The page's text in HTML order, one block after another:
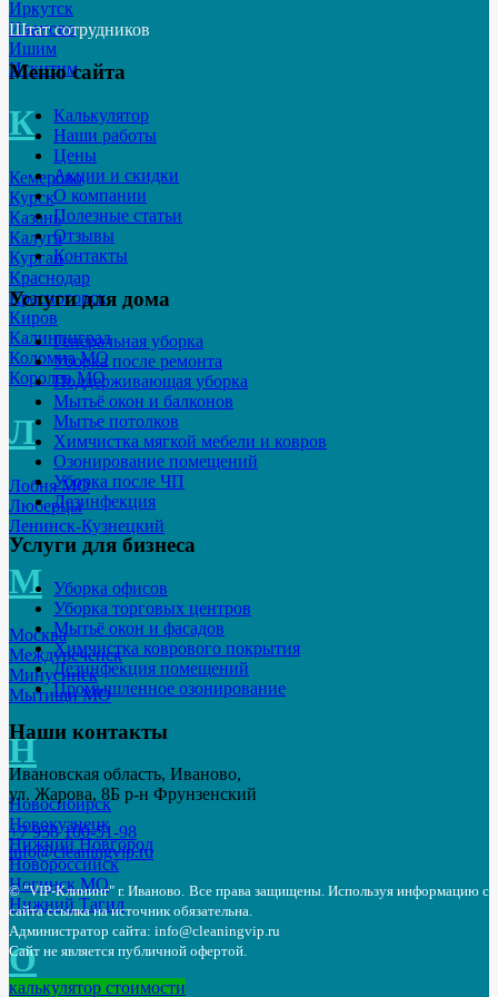
Иркутск
Иваново
Ишим
Искитим
К
Кемерово
Курск
Казань
Калуга
Курган
Краснодар
Красногорск
Киров
Калининград
Коломна МО
Королев МО
Л
Лобня МО
Люберцы
Ленинск-Кузнецкий
М
Москва
Междуреченск
Минусинск
Мытищи МО
Н
Новосибирск
Новокузнецк
Нижний Новгород
Новороссийск
Ногинск МО
Нижний Тагил
О
Штат сотрудников
Меню сайта
Калькулятор
Наши работы
Цены
Акции и скидки
О компании
Полезные статьи
Отзывы
Контакты
Услуги для дома
Генеральная уборка
Уборка после ремонта
Поддерживающая уборка
Мытьё окон и балконов
Мытье потолков
Химчистка мягкой мебели и ковров
Озонирование помещений
Уборка после ЧП
Дезинфекция
Услуги для бизнеса
Уборка офисов
Уборка торговых центров
Мытьё окон и фасадов
Химчистка коврового покрытия
Дезинфекция помещений
Промышленное озонирование
Наши контакты
Ивановская область, Иваново,
ул. Жарова, 8Б р-н Фрунзенский
+7 958 100-51-98
info@cleaningvip.ru
© "VIP-Клининг" г. Иваново. Все права защищены. Используя информацию с
сайта ссылка на источник обязательна.
Администратор сайта: info@cleaningvip.ru
Сайт не является публичной офертой.
калькулятор стоимости